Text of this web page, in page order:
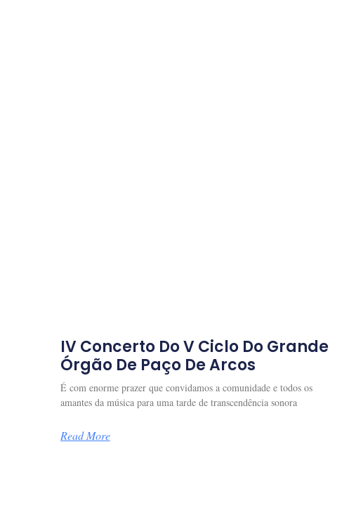
IV Concerto Do V Ciclo Do Grande
Órgão De Paço De Arcos
É com enorme prazer que convidamos a comunidade e todos os
amantes da música para uma tarde de transcendência sonora
Read More